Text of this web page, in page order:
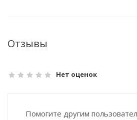
Отзывы
Нет оценок
Помогите другим